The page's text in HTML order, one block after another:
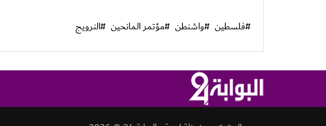
#فلسطين #واشنطن #مؤتمر المانحين #النرويج